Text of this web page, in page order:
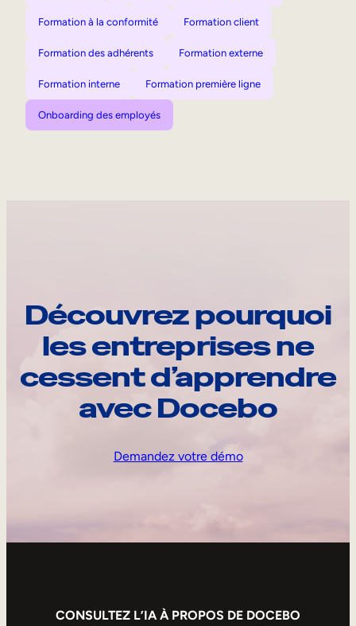
Formation à la conformité Formation client
Formation des adhérents Formation externe
Formation interne Formation première ligne
Onboarding des employés
Découvrez pourquoi
les entreprises ne
cessent d’apprendre
avec Docebo
Demandez votre démo
CONSULTEZ L’IA À PROPOS DE DOCEBO